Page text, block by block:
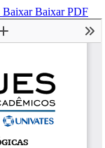
BaixarBaixar PDF